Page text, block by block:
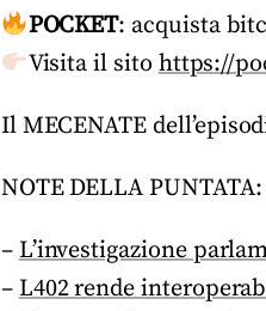
POCKET: acquista
Visita il sitohttps://
Il MECENATE
NOTE DELLA PUNTATA:
–L’investigazione
–L402 rende